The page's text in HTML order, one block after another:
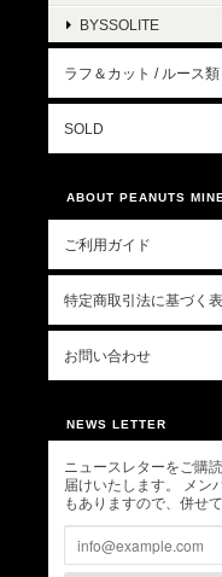
BYSSOLITE
ラフ＆カット / ルース類
SOLD
ABOUT PEANUTS
ご利用ガイド
特定商取引法に基づく
お問い合わせ
NEWS LETTER
ニュースレターをご購
届けいたします。 メン
もありますので、併せ